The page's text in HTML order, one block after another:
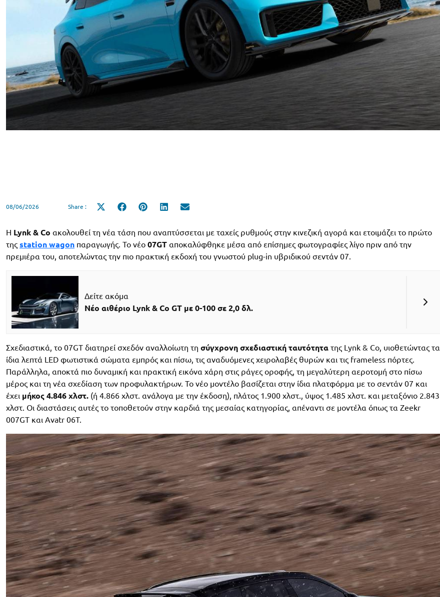
08/06/2026 Share :
Share
Share
Share
Share
Η Lynk & Co ακολουθεί τη νέα τάση που αναπτύσσεται με ταχείς ρυθμούς στην κινεζική αγορά και ετοιμάζει το πρώτο
της station wagon παραγωγής. Το νέο 07GT αποκαλύφθηκε μέσα από επίσημες φωτογραφίες λίγο πριν από την
πρεμιέρα του, αποτελώντας την πιο πρακτική εκδοχή του γνωστού plug-in υβριδικού σεντάν 07.
Δείτε ακόμα
Νέο αιθέριο Lynk & Co GT με 0-100 σε 2,0 δλ.
Σχεδιαστικά, το 07GT διατηρεί σχεδόν αναλλοίωτη τη σύγχρονη σχεδιαστική ταυτότητα της Lynk & Co, υιοθετώντας τα
ίδια λεπτά LED φωτιστικά σώματα εμπρός και πίσω, τις αναδυόμενες χειρολαβές θυρών και τις frameless πόρτες.
Παράλληλα, αποκτά πιο δυναμική και πρακτική εικόνα χάρη στις ράγες οροφής, τη μεγαλύτερη αεροτομή στο πίσω
μέρος και τη νέα σχεδίαση των προφυλακτήρων. Το νέο μοντέλο βασίζεται στην ίδια πλατφόρμα με το σεντάν 07 και
έχει μήκος 4.846 χλστ. (ή 4.866 χλστ. ανάλογα με την έκδοση), πλάτος 1.900 χλστ., ύψος 1.485 χλστ. και μεταξόνιο 2.843
χλστ. Οι διαστάσεις αυτές το τοποθετούν στην καρδιά της μεσαίας κατηγορίας, απέναντι σε μοντέλα όπως τα Zeekr
007GT και Avatr 06T.